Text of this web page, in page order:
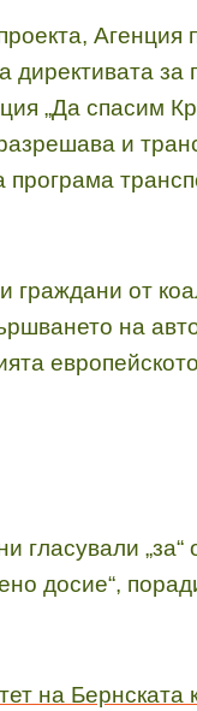
директивата
„Да спасим
и
програма
граждани от
на
гласували
досие“,
на Бернската